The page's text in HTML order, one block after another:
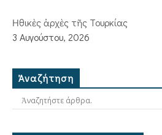
Ἠθικὲς ἀρχὲς τῆς Τουρκίας
3 Αυγούστου, 2026
Ἀναζήτηση